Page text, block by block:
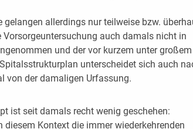
gelangen allerdings nur teilweise bzw.
auch damals nicht in
und der vor kurzem unter großem
unterscheidet sich auch
von der damaligen Urfassung.
ist seit damals recht wenig geschehen:
diesem Kontext die immer wiederkehrenden